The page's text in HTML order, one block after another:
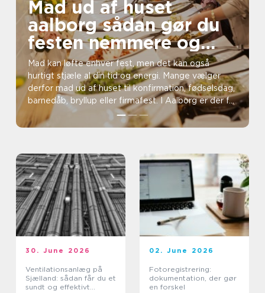
Mad ud af huset
aalborg sådan gør du
festen nemmere og
lækrere
Mad kan løfte enhver fest, men det kan også
hurtigt stjæle al din tid og energi. Mange vælger
derfor mad ud af huset til konfirmation, fødselsdag,
barnedåb, bryllup eller firmafest. I Aalborg er der f...
30. June 2026
Ventilationsanlæg på
Sjælland: sådan får du et
sundt og effektivt
02. June 2026
Fotoregistrering:
dokumentation, der gør
en forskel